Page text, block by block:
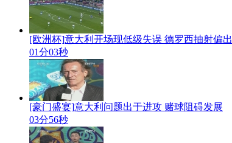
[欧洲杯]意大利开场现低级失误 德罗西抽射偏出
01分03秒
[豪门盛宴]意大利问题出于进攻 赌球阻碍发展
03分56秒